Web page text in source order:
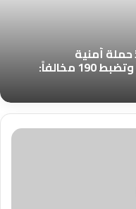
أمنية
مخالفاً: